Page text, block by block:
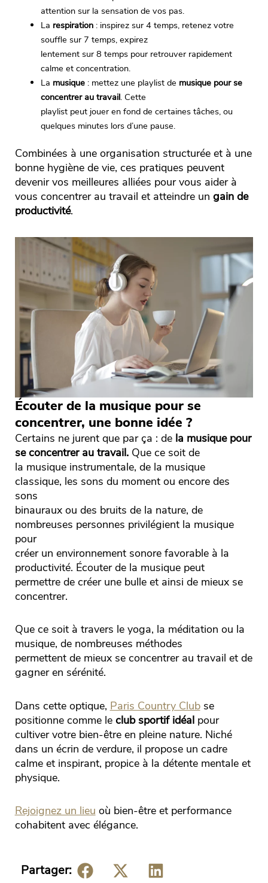
attention sur la sensation de vos pas.
La respiration : inspirez sur 4 temps, retenez votre
souffle sur 7 temps, expirez
lentement sur 8 temps pour retrouver rapidement
calme et concentration.
La musique : mettez une playlist de musique pour se
concentrer au travail. Cette
playlist peut jouer en fond de certaines tâches, ou
quelques minutes lors d’une pause.
Combinées à une organisation structurée et à une
bonne hygiène de vie, ces pratiques peuvent
devenir vos meilleures alliées pour vous aider à
vous concentrer au travail et atteindre un gain de
productivité.
Écouter de la musique pour se
concentrer, une bonne idée ?
Certains ne jurent que par ça : de la musique pour
se concentrer au travail.Que ce soit de
la musique instrumentale, de la musique
classique, les sons du moment ou encore des
sons
binauraux ou des bruits de la nature, de
nombreuses personnes privilégient la musique
pour
créer un environnement sonore favorable à la
productivité. Écouter de la musique peut
permettre de créer une bulle et ainsi de mieux se
concentrer.
Que ce soit à travers le yoga, la méditation ou la
musique, de nombreuses méthodes
permettent de mieux se concentrer au travail et de
gagner en sérénité.
Dans cette optique, Paris Country Clubse
positionne comme le club sportif idéalpour
cultiver votre bien-être en pleine nature. Niché
dans un écrin de verdure, il propose un cadre
calme et inspirant, propice à la détente mentale et
physique.
Rejoignez un lieu où bien-être et performance
cohabitent avec élégance.
Partager: